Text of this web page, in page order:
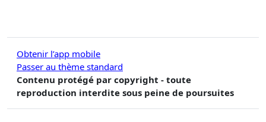
Obtenir l’app mobile
Passer au thème standard
Contenu protégé par copyright - toute
reproduction interdite sous peine de poursuites